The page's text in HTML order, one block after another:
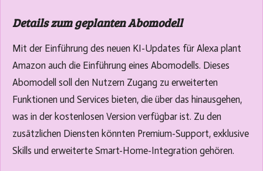
Details zum geplanten Abomodell
Mit der Einführung des neuen KI-Updates für Alexa plant
Amazon auch die Einführung eines Abomodells. Dieses
Abomodell soll den Nutzern Zugang zu erweiterten
Funktionen und Services bieten, die über das hinausgehen,
was in der kostenlosen Version verfügbar ist. Zu den
zusätzlichen Diensten könnten Premium-Support, exklusive
Skills und erweiterte Smart-Home-Integration gehören.